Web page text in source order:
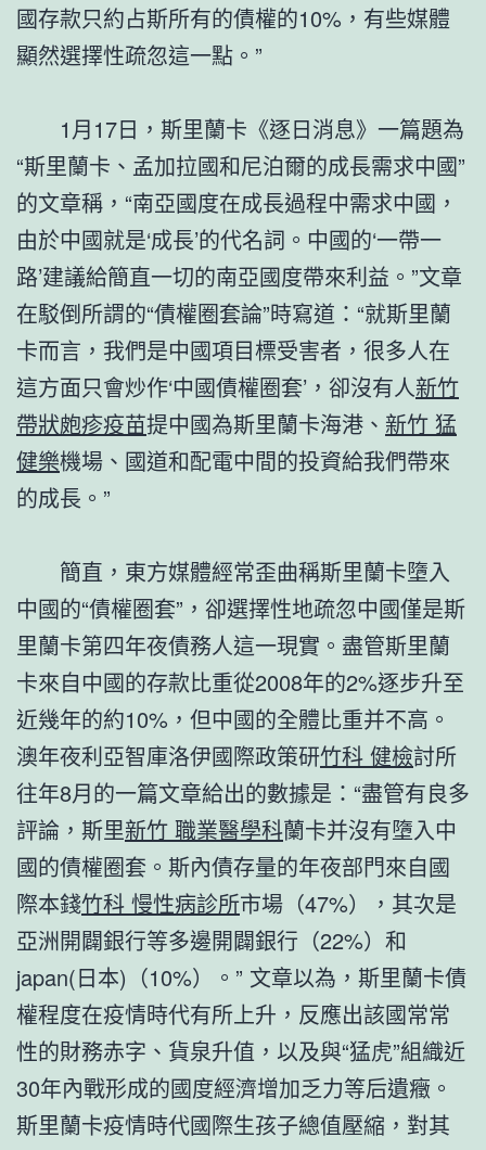
國存款只約占斯所有的債權的10%，有些媒體
顯然選擇性疏忽這一點。”
1月17日，斯里蘭卡《逐日消息》一篇題為
“斯里蘭卡、孟加拉國和尼泊爾的成長需求中國”
的文章稱，“南亞國度在成長過程中需求中國，
由於中國就是‘成長’的代名詞。中國的‘一帶一
路’建議給簡直一切的南亞國度帶來利益。”文章
在駁倒所謂的“債權圈套論”時寫道：“就斯里蘭
卡而言，我們是中國項目標受害者，很多人在
這方面只會炒作‘中國債權圈套’，卻沒有人新竹
帶狀皰疹疫苗提中國為斯里蘭卡海港、 新竹 猛
健樂機場、國道和配電中間的投資給我們帶來
的成長。”
簡直，東方媒體經常歪曲稱斯里蘭卡墮入
中國的“債權圈套”，卻選擇性地疏忽中國僅是斯
里蘭卡第四年夜債務人這一現實。盡管斯里蘭
卡來自中國的存款比重從2008年的2%逐步升至
近幾年的約10%，但中國的全體比重并不高。
澳年夜利亞智庫洛伊國際政策研竹科 健檢討所
往年8月的一篇文章給出的數據是：“盡管有良多
評論，斯里新竹 職業醫學科蘭卡并沒有墮入中
國的債權圈套。斯內債存量的年夜部門來自國
際本錢竹科 慢性病診所市場（47%），其次是
亞洲開闢銀行等多邊開闢銀行（22%）和
japan(日本)（10%）。” 文章以為，斯里蘭卡債
權程度在疫情時代有所上升，反應出該國常常
性的財務赤字、貨泉升值，以及與“猛虎”組織近
30年內戰形成的國度經濟增加乏力等后遺癥。
斯里蘭卡疫情時代國際生孩子總值壓縮，對其